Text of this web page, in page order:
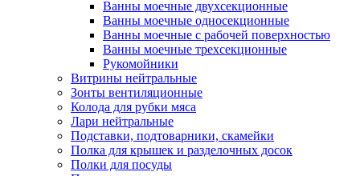
Ванны моечные двухсекционные
Ванны моечные односекционные
Ванны моечные с рабочей поверхностью
Ванны моечные трехсекционные
Рукомойники
Витрины нейтральные
Зонты вентиляционные
Колода для рубки мяса
Лари нейтральные
Подставки, подтоварники, скамейки
Полка для крышек и разделочных досок
Полки для посуды